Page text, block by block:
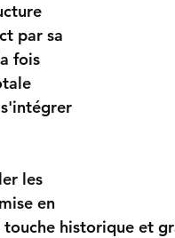
par sa
fois
les
en
historique et